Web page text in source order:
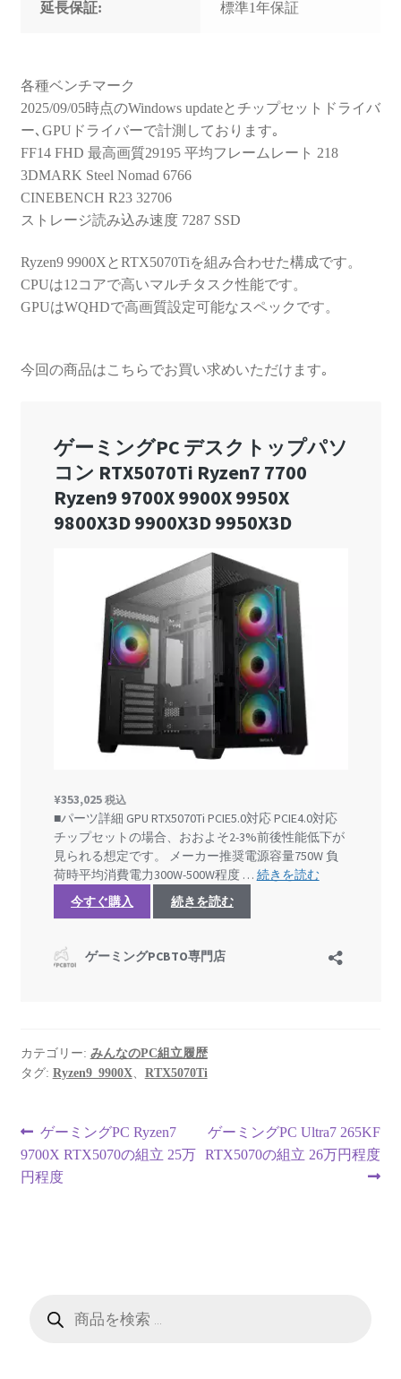
延長保証: 標準1年保証
各種ベンチマーク
2025/09/05時点のWindows updateとチップセットドライバ
ー､GPUドライバーで計測しております｡
FF14 FHD 最高画質29195 平均フレームレート 218
3DMARK Steel Nomad 6766
CINEBENCH R23 32706
ストレージ読み込み速度 7287 SSD
Ryzen9 9900XとRTX5070Tiを組み合わせた構成です。
CPUは12コアで高いマルチタスク性能です。
GPUはWQHDで高画質設定可能なスペックです。
今回の商品はこちらでお買い求めいただけます｡
カテゴリー: みんなのPC組立履歴
タグ: Ryzen9_9900X、 RTX5070Ti
投
稿
ー
前
の
投
ゲーミングPC Ryzen7
9700X RTX5070の組立 25万
円程度
次
の
ゲーミングPC Ultra7 265KF
RTX5070の組立 26万円程度